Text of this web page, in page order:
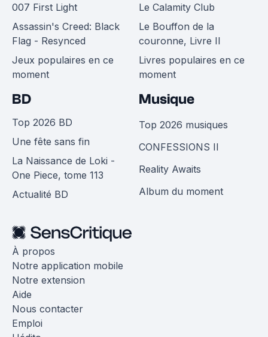
007 First Light
Assassin's Creed: Black
Flag - Resynced
Jeux populaires en ce
moment
Le Calamity Club
Le Bouffon de la
couronne, Livre II
Livres populaires en ce
moment
BD
Top 2026 BD
Une fête sans fin
La Naissance de Loki -
One Piece, tome 113
Actualité BD
Musique
Top 2026 musiques
CONFESSIONS II
Reality Awaits
Album du moment
À propos
Notre application mobile
Notre extension
Aide
Nous contacter
Emploi